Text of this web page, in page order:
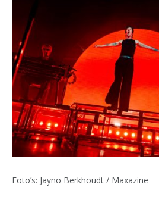
Foto’s: Jayno Berkhoudt / Maxazine